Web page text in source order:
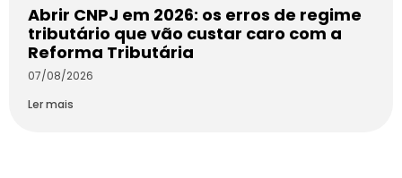
Abrir CNPJ em 2026: os erros de regime
tributário que vão custar caro com a
Reforma Tributária
07/08/2026
Ler mais